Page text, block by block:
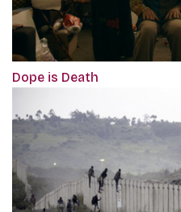
Dope is Death